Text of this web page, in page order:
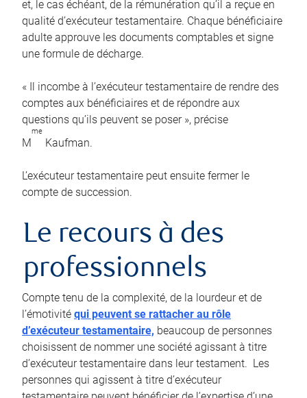
et, le cas échéant, de la rémunération qu’il a reçue en
qualité d’exécuteur testamentaire. Chaque bénéficiaire
adulte approuve les documents comptables et signe
une formule de décharge.
« Il incombe à l’exécuteur testamentaire de rendre des
comptes aux bénéficiaires et de répondre aux
questions qu’ils peuvent se poser », précise
M
me
Kaufman.
L’exécuteur testamentaire peut ensuite fermer le
compte de succession.
Le recours à des
professionnels
Compte tenu de la complexité, de la lourdeur et de
l’émotivité qui peuvent se rattacher au rôle
d’exécuteur testamentaire, beaucoup de personnes
choisissent de nommer une société agissant à titre
d’exécuteur testamentaire dans leur testament. Les
personnes qui agissent à titre d’exécuteur